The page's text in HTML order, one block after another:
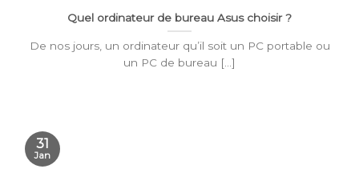
Quel ordinateur de bureau Asus choisir ?
De nos jours, un ordinateur qu’il soit un PC portable ou
un PC de bureau [...]
31
Jan